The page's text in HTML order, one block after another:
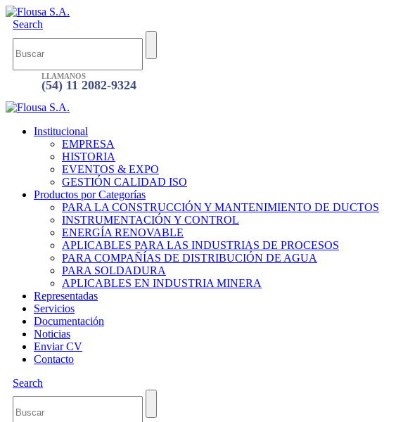
Search
LLAMANOS
(54) 11 2082-9324
Institucional
EMPRESA
HISTORIA
EVENTOS & EXPO
GESTIÓN CALIDAD ISO
Productos por Categorías
PARA LA CONSTRUCCIÓN Y MANTENIMIENTO DE DUCTOS
INSTRUMENTACIÓN Y CONTROL
ENERGÍA RENOVABLE
APLICABLES PARA LAS INDUSTRIAS DE PROCESOS
PARA COMPAÑÍAS DE DISTRIBUCIÓN DE AGUA
PARA SOLDADURA
APLICABLES EN INDUSTRIA MINERA
Representadas
Servicios
Documentación
Noticias
Enviar CV
Contacto
Search